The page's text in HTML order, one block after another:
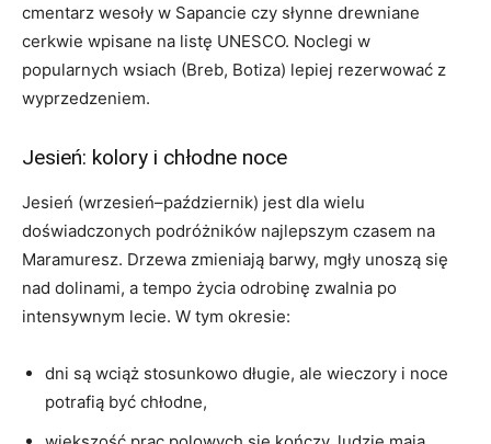
cmentarz wesoły w Sapancie czy słynne drewniane
cerkwie wpisane na listę UNESCO. Noclegi w
popularnych wsiach (Breb, Botiza) lepiej rezerwować z
wyprzedzeniem.
Jesień: kolory i chłodne noce
Jesień (wrzesień–październik) jest dla wielu
doświadczonych podróżników najlepszym czasem na
Maramuresz. Drzewa zmieniają barwy, mgły unoszą się
nad dolinami, a tempo życia odrobinę zwalnia po
intensywnym lecie. W tym okresie:
dni są wciąż stosunkowo długie, ale wieczory i noce
potrafią być chłodne,